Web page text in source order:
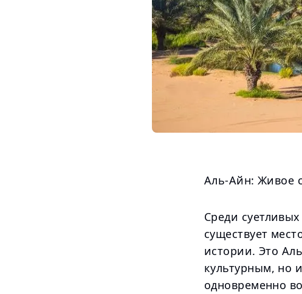
Аль-Айн: Живое
Среди
существует
истории. Это
культурным, но
одновременно